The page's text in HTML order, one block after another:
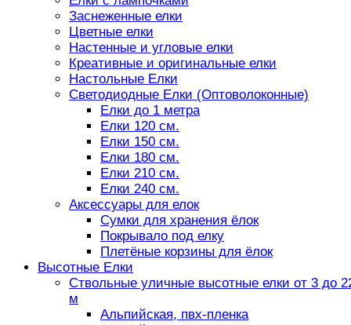
Заснеженные елки
Цветные елки
Настенные и угловые елки
Креативные и оригинальные елки
Настольные Елки
Светодиодные Елки (Оптоволоконные)
Елки до 1 метра
Елки 120 см.
Елки 150 см.
Елки 180 см.
Елки 210 см.
Елки 240 см.
Аксессуары для елок
Сумки для хранения ёлок
Покрывало под елку
Плетёные корзины для ёлок
Высотные Елки
Ствольные уличные высотные елки от 3 до
м
Альпийская, пвх-пленка